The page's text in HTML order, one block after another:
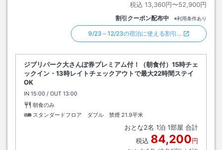
税込 13,360円〜52,900円
割引クーポン配布中 ※利用条件あり
9/23～12/23の宿泊に使える割引…
ジブリパーク大さんぽ券プレミアム付！（朝食付）15時チェ
ックイン・13時レイトチェックアウトで最大22時間ステイ
OK
IN チェックイン
15:00 / OUT チェックアウト
13:00
朝食のみ
スタンダードフロア ダブル 禁煙 21.9平米
おとな2名 1泊 1部屋 合計
税込 84,200円